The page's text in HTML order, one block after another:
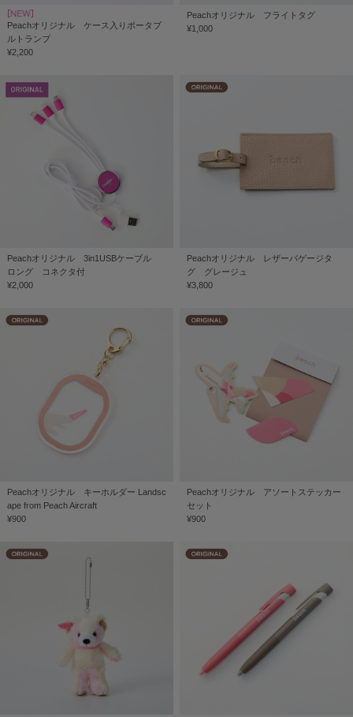
Peachオリジナル ケース入りポータブ
ルトランプ
¥2,200
Peachオリジナル フライトタグ
¥1,000
Peachオリジナル 3in1USBケーブル
ロング コネクタ付
¥2,000
Peachオリジナル レザーバゲージタ
グ グレージュ
¥3,800
Peachオリジナル キーホルダー Landsc
ape from Peach Aircraft
¥900
Peachオリジナル アソートステッカー
セット
¥900